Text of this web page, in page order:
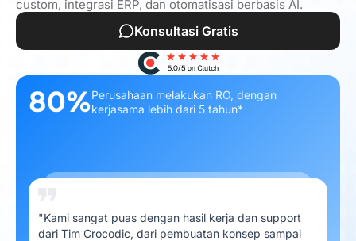
custom, integrasi ERP, dan otomatisasi berbasis AI.
Konsultasi Gratis
80%Perusahaan melakukan RO, dengan
kerjasama lebih dari 5 tahun*
"Kami sangat puas dengan hasil kerja dan support
dari Tim Crocodic, dari pembuatan konsep sampai